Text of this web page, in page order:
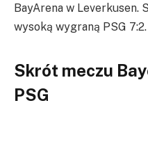
BayArena w Leverkusen.
wysoką wygraną PSG 7:2.
Skrót meczu
PSG